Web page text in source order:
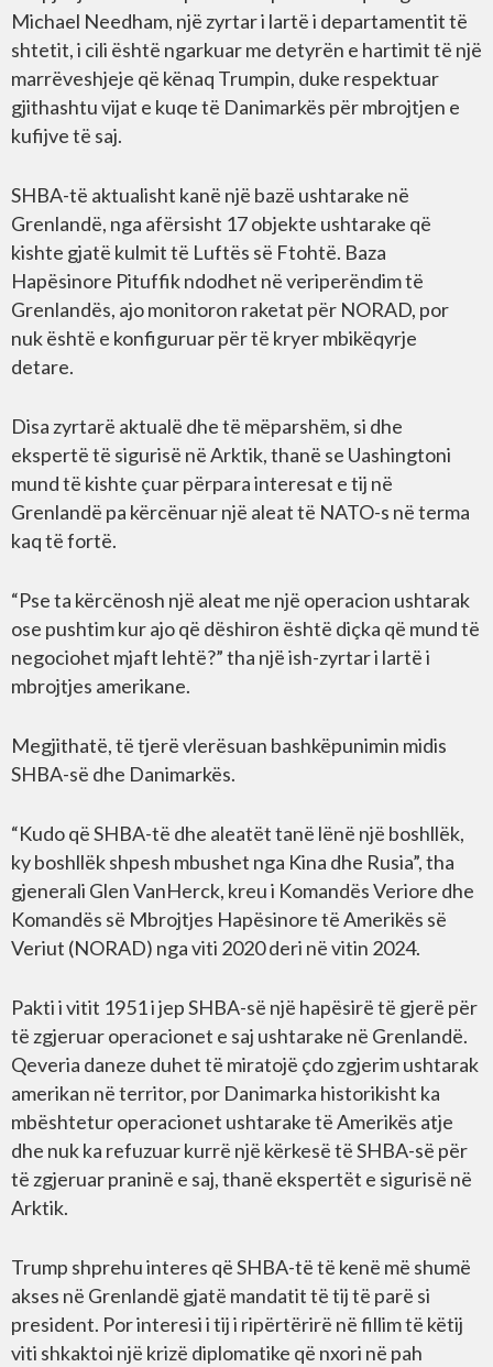
Michael Needham, një zyrtar i lartë i departamentit të
shtetit, i cili është ngarkuar me detyrën e hartimit të një
marrëveshjeje që kënaq Trumpin, duke respektuar
gjithashtu vijat e kuqe të Danimarkës për mbrojtjen e
kufijve të saj.
SHBA-të aktualisht kanë një bazë ushtarake në
Grenlandë, nga afërsisht 17 objekte ushtarake që
kishte gjatë kulmit të Luftës së Ftohtë. Baza
Hapësinore Pituffik ndodhet në veriperëndim të
Grenlandës, ajo monitoron raketat për NORAD, por
nuk është e konfiguruar për të kryer mbikëqyrje
detare.
Disa zyrtarë aktualë dhe të mëparshëm, si dhe
ekspertë të sigurisë në Arktik, thanë se Uashingtoni
mund të kishte çuar përpara interesat e tij në
Grenlandë pa kërcënuar një aleat të NATO-s në terma
kaq të fortë.
“Pse ta kërcënosh një aleat me një operacion ushtarak
ose pushtim kur ajo që dëshiron është diçka që mund të
negociohet mjaft lehtë?” tha një ish-zyrtar i lartë i
mbrojtjes amerikane.
Megjithatë, të tjerë vlerësuan bashkëpunimin midis
SHBA-së dhe Danimarkës.
“Kudo që SHBA-të dhe aleatët tanë lënë një boshllëk,
ky boshllëk shpesh mbushet nga Kina dhe Rusia”, tha
gjenerali Glen VanHerck, kreu i Komandës Veriore dhe
Komandës së Mbrojtjes Hapësinore të Amerikës së
Veriut (NORAD) nga viti 2020 deri në vitin 2024.
Pakti i vitit 1951 i jep SHBA-së një hapësirë ​​të gjerë për
të zgjeruar operacionet e saj ushtarake në Grenlandë.
Qeveria daneze duhet të miratojë çdo zgjerim ushtarak
amerikan në territor, por Danimarka historikisht ka
mbështetur operacionet ushtarake të Amerikës atje
dhe nuk ka refuzuar kurrë një kërkesë të SHBA-së për
të zgjeruar praninë e saj, thanë ekspertët e sigurisë në
Arktik.
Trump shprehu interes që SHBA-të të kenë më shumë
akses në Grenlandë gjatë mandatit të tij të parë si
president. Por interesi i tij i ripërtërirë në fillim të këtij
viti shkaktoi një krizë diplomatike që nxori në pah